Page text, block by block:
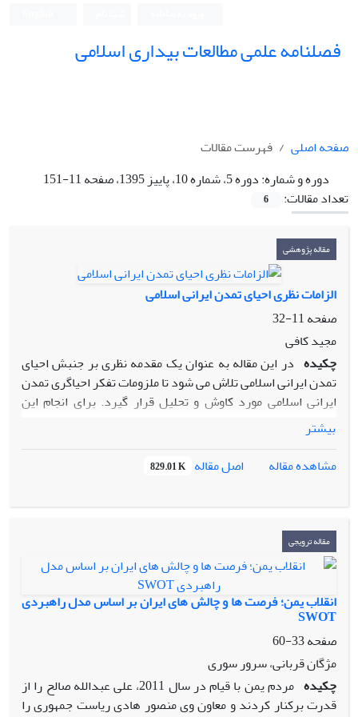
فصلنامه علمی مطالعات بیداری اسلامی
صفحه اصلی
فهرست مقالات
دوره و شماره:دوره 5، شماره 10، پاییز 1395، صفحه 11-151
تعداد مقالات:
6
مقاله پژوهشی
الزامات نظری احیای تمدن ایرانی اسلامی
صفحه11-32
مجید کافی
چکیده در این مقاله به عنوان یک مقدمه نظری بر جنبش احیای
تمدن ایرانی اسلامی تلاش می شود تا ملزومات تفکر احیاگری تمدن
ایرانی اسلامی مورد کاوش و تحلیل قرار گیرد. برای انجام این
منظور، نخست در بخش اول علل و ریشه های زوال تمدن ایرانی
اسلامی مورد بررسی قرار می گیرند تا این رویکرد تاریخی انتقادی
محملی برای درک شرایط کنونی و بستری برای شناختن ضعف ها و
نقصانها و در نهایت ارائه راهکارهایی برای احیا کننده تمدن ایرانی
احیای تمدن ایرانی اسلامی، انجام می شود. به باور نویسندگان
پروژه احیای تمدن اسلامی، دور از واقعیت نیست و ظرفیت‌های
مادی و معنوی اسلام و ایران آن قدر مهیاست که می‌توان با
بازشناسی و تقویت آنها، بار دیگر شکوه و عظمت گذشته تمدن
ایرانی اسلامی را بازیافت. به این ترتیب این پژوهش یک بار دیگر
نشان می دهد که احیای تمدن ایرانی اسلامی تا چه حد ممکن و به
راه انداختن جنبش احیای تمدن ایرانی اسلامی تا چه حد ضروری
است.
بیشتر
مشاهده مقاله
اصل مقاله 829.01 K
مقاله ترویجی
انقلاب یمن؛ فرصت ها و چالش های ایران بر اساس مدل راهبردی
SWOT
صفحه33-60
مژگان قربانی، سرور سوری
چکیده
مردم یمن با قیام در سال 2011، علی عبدالله صالح را از
قدرت برکنار کردند و معاون وی منصور هادی ریاست جمهوری را